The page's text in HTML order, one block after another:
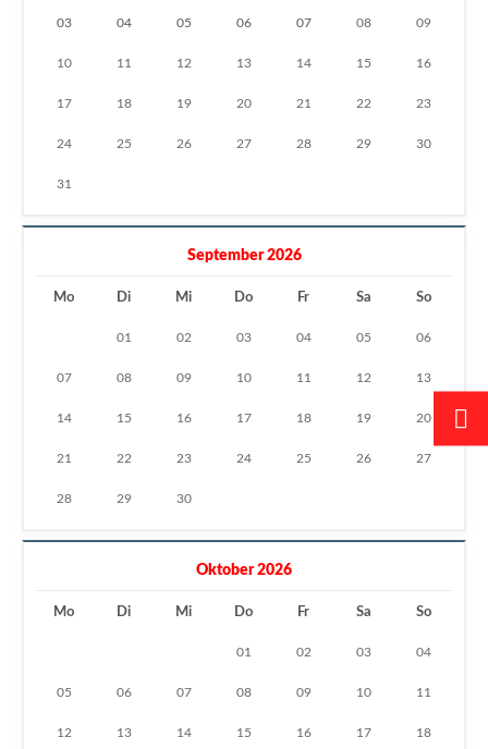
03 04 05 06 07 08 09
10 11 12 13 14 15 16
17 18 19 20 21 22 23
24 25 26 27 28 29 30
31
September 2026
Mo Di Mi Do Fr Sa So
01 02 03 04 05 06
07 08 09 10 11 12 13
14 15 16 17 18 19 20
21 22 23 24 25 26 27
28 29 30
Oktober 2026
Mo Di Mi Do Fr Sa So
01 02 03 04
05 06 07 08 09 10 11
12 13 14 15 16 17 18